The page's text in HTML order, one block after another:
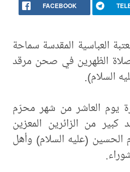
FACEBOOK
العباسية المقدسة سماحة
الظهرين في صحن مرقد
السلام).
يوم العاشر من شهر محرّم
من الزائرين المعزين
الحسين (عليه السلام) وأهل